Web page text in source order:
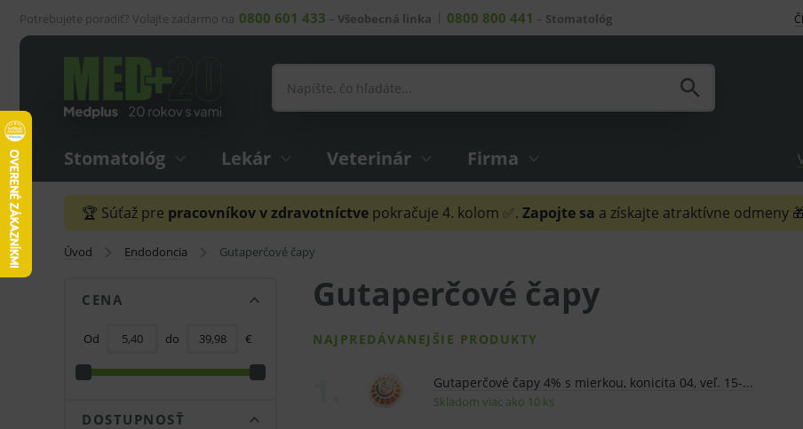
Potrebujete poradiť? Volajte zadarmo na 0800 601 433 – Všeobecná linka 0800 800 441 – Stomatológ
Stomatológ Lekár Veterinár Firma
🏆 Súťaž pre pracovníkov v zdravotníctve pokračuje 4. kolom ✅. Zapojte sa a získajte atraktívne odmeny
Úvod Endodoncia Gutaperčové čapy
CENA
Od do €
DOSTUPNOSŤ
Gutaperčové čapy